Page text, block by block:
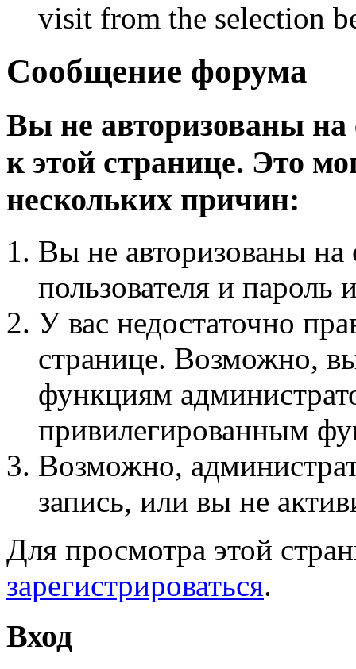
visit from the selection
Сообщение форума
Вы не авторизованы на
к этой странице. Это
нескольких причин:
Вы не авторизованы на
пользователя и пароль
У вас недостаточно
странице. Возможно,
функциям
привилегированным
Возможно,
запись, или вы не
Для просмотра этой
зарегистрироваться.
Вход